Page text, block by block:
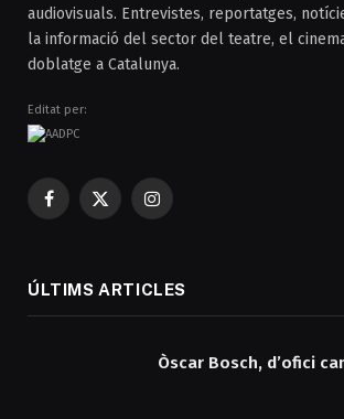
audiovisuals. Entrevistes, reportatges,
la informació del sector del teatre, el
doblatge a Catalunya.
Editat per:
Facebook
X
Instagram
ÚLTIMS ARTICLES
Òscar Bosch, d’ofici